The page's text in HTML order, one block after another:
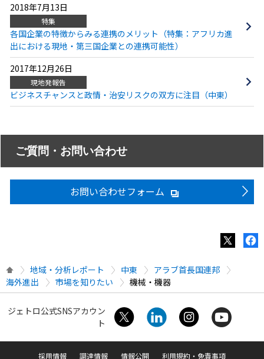
2018年7月13日
特集
各国企業の特徴からみる連携のメリット（特集：アフリカ進
出における現地・第三国企業との連携可能性）
2017年12月26日
現地発報告
ビジネスチャンスと政情・治安リスクの双方に注目（中東）
ご質問・お問い合わせ
お問い合わせフォーム
地域・分析レポート 中東
アラブ首長国連邦
海外進出
市場を知りたい 機械・機器
ジェトロ公式SNSアカウン
ト
採用情報 調達情報 情報公開 利用規約・免責事項